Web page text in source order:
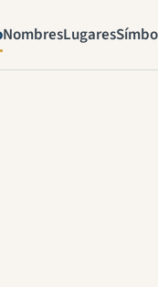
NombresLugares